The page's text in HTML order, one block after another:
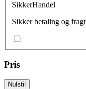
SikkerHandel
Sikker betaling og fragt
Pris
Nulstil